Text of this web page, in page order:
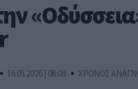
16.05.2026 | 08:08 ΧΡΟΝΟΣ